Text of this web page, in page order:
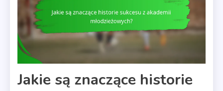
Jakie są znaczące historie